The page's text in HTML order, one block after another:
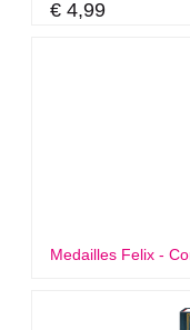
€ 4,99
Medailles Felix -